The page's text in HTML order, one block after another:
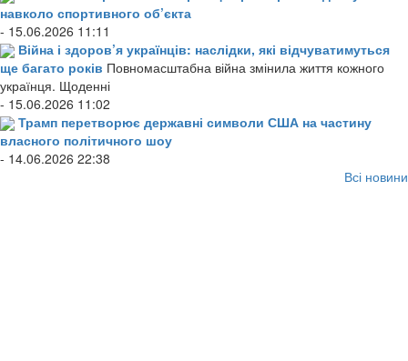
навколо спортивного об’єкта
- 15.06.2026 11:11
Війна і здоров’я українців: наслідки, які відчуватимуться
ще багато років Повномасштабна війна змінила життя кожного
українця. Щоденні
- 15.06.2026 11:02
Трамп перетворює державні символи США на частину
власного політичного шоу
- 14.06.2026 22:38
Всі новини